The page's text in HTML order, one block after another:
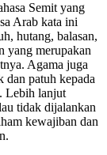
Semit yang
Arab kata ini
hutang, balasan,
yang merupakan
Agama juga
dan patuh kepada
Lebih lanjut
tidak dijalankan
kewajiban dan